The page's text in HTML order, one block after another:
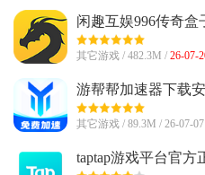
闲趣互娱996传奇盒
赚钱版
其它游戏 / 482.3M / 26-07-
游帮帮加速器下载
其它游戏 / 89.3M / 26-07-07
taptap游戏平台官方